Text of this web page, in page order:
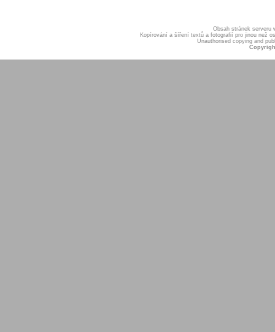
Obsah stránek serveru
Kopírování a šíření textů a fotografií pro jinou než
Unauthorised copying and